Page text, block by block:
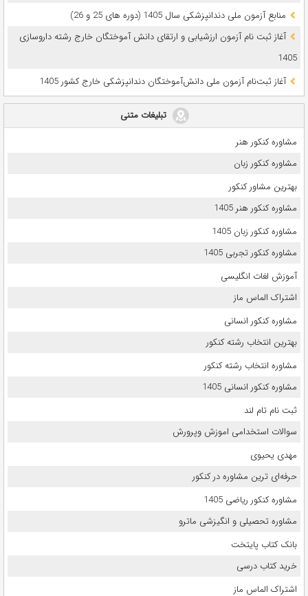
ﻣﻨﺎﺑﻊ آزﻣﻮن ﻣﻠﯽ دندانپزشکی سال 1405 (دوره های 25 و 26)
آغاز ثبت نام آزمون‌ ارزشیابی و ارتقای دانش آموختگان خارج رشته داروسازی
1405
آغاز ثبت‌نام آزمون ملی دانش‌آموختگان دندانپزشکی خارج کشور 1405
تبلیغات متنی
مشاوره کنکور هنر
مشاوره کنکور زبان
بهترین مشاور کنکور
مشاوره کنکور هنر 1405
مشاوره کنکور زبان 1405
مشاوره کنکور تجربی 1405
آموزش لغات انگلیسی
اشتراک الماس ماز
مشاوره کنکور انسانی
بهترین انتخاب رشته کنکور
مشاوره انتخاب رشته کنکور
مشاوره کنکور انسانی 1405
ثبت نام تام لند
سوالات استخدامی اموزش وپرورش
مهدی یحیوی
حرفه‌ای ترین مشاوره در کنکور
مشاوره کنکور ریاضی 1405
مشاوره تحصیلی و انگیزشی ماترو
بانک کتاب پایتخت
خرید کتاب درسی
اشتراک الماس ماز